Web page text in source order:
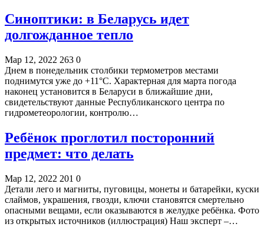
Синоптики: в Беларусь идет
долгожданное тепло
Мар 12, 2022 263 0
Днем в понедельник столбики термометров местами
поднимутся уже до +11°С. Характерная для марта погода
наконец установится в Беларуси в ближайшие дни,
свидетельствуют данные Республиканского центра по
гидрометеорологии, контролю…
Ребёнок проглотил посторонний
предмет: что делать
Мар 12, 2022 201 0
Детали лего и магниты, пуговицы, монеты и батарейки, куски
слаймов, украшения, гвозди, ключи становятся смертельно
опасными вещами, если оказываются в желудке ребёнка. Фото
из открытых источников (иллюстрация) Наш эксперт –…